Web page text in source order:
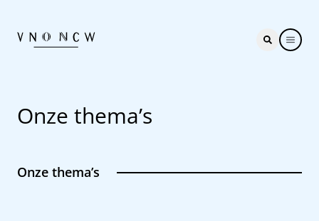
Onze thema’s
Onze thema’s